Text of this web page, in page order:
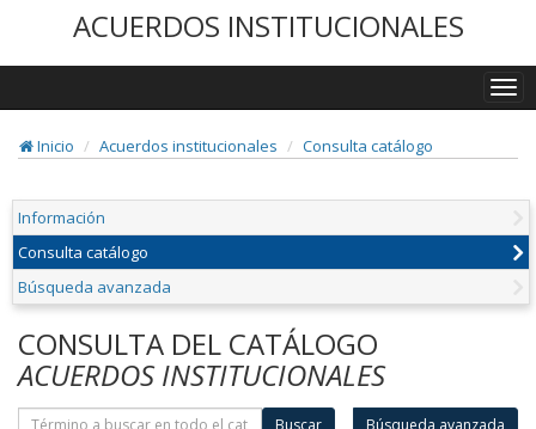
ACUERDOS INSTITUCIONALES
Inicio
Acuerdos institucionales Consulta catálogo
Información
Consulta catálogo
Búsqueda avanzada
CONSULTA DEL CATÁLOGO
ACUERDOS INSTITUCIONALES
Buscar Búsqueda avanzada